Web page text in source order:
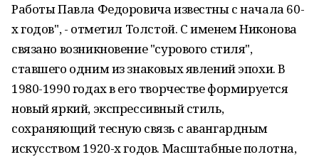
Работы Павла Федоровича известны с начала 60-
х годов", - отметил Толстой. С именем Никонова
связано возникновение "сурового стиля",
ставшего одним из знаковых явлений эпохи. В
1980-1990 годах в его творчестве формируется
новый яркий, экспрессивный стиль,
сохраняющий тесную связь с авангардным
искусством 1920-х годов. Масштабные полотна,